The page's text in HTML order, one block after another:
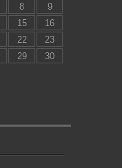
8
9
15
16
22
23
29
30